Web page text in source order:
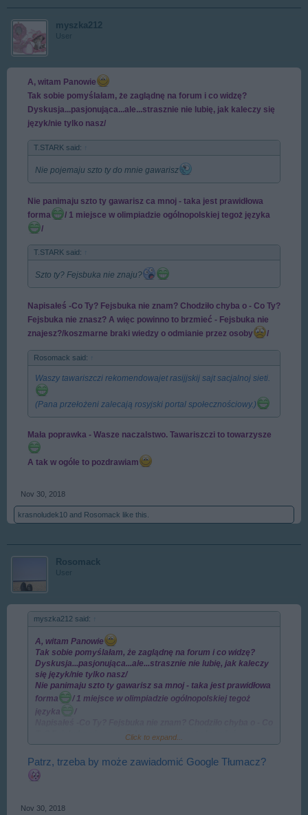
myszka212
User
A, witam Panowie
Tak sobie pomyślałam, że zaglądnę na forum i co widzę?
Dyskusja...pasjonująca...ale...strasznie nie lubię, jak kaleczy się
język/nie tylko nasz/
T.STARK said:
Nie pojemaju szto ty do mnie gawarisz
Nie panimaju szto ty gawarisz ca mnoj - taka jest prawidłowa
forma
/ 1 miejsce w olimpiadzie ogólnopolskiej tegoż języka
/
T.STARK said:
Szto ty? Fejsbuka nie znaju?
Napisałeś -Co Ty? Fejsbuka nie znam? Chodziło chyba o - Co Ty?
Fejsbuka nie znasz? A więc powinno to brzmieć - Fejsbuka nie
znajesz?/koszmarne braki wiedzy o odmianie przez osoby
/
Rosomack said:
Waszy tawariszczi rekomendowajet rasijjskij sajt sacjalnoj sieti.
(Pana przełożeni zalecają rosyjski portal społecznościowy.)
Mała poprawka - Wasze naczalstwo. Tawariszczi to towarzysze
A tak w ogóle to pozdrawiam
Nov 30, 2018
krasnoludek10 and Rosomack like this.
Rosomack
User
myszka212 said:
A, witam Panowie
Tak sobie pomyślałam, że zaglądnę na forum i co widzę?
Dyskusja...pasjonująca...ale...strasznie nie lubię, jak kaleczy
się język/nie tylko nasz/
Nie panimaju szto ty gawarisz sa mnoj - taka jest prawidłowa
forma
/ 1 miejsce w olimpiadzie ogólnopolskiej tegoż
języka
/
Ty? Fejsbuka nie znasz? A więc powinno to brzmieć -
Fejsbuka nie znajesz?/koszmarne braki wiedzy o odmianie
przez osoby
/
Mała poprawka - Wasze naczalstwo. Tawariszczi to
towarzysze
Click to expand...
Patrz, trzeba by może zawiadomić Google Tłumacz?
Nov 30, 2018